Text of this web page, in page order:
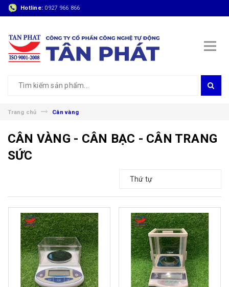
Hotline: 0927 966 866
Trang chủ Cân vàng
CÂN VÀNG - CÂN BẠC - CÂN TRANG
SỨC
Thứ tự